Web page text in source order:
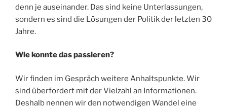
denn je auseinander. Das sind keine Unterlassungen,
sondern es sind die Lösungen der Politik der letzten 30
Jahre.
Wie konnte das passieren?
Wir finden im Gespräch weitere Anhaltspunkte. Wir
sind überfordert mit der Vielzahl an Informationen.
Deshalb nennen wir den notwendigen Wandel eine